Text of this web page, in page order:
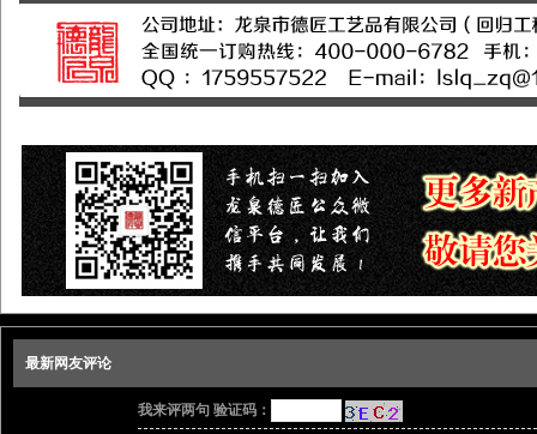
最新网友评论
我来评两句 验证码：